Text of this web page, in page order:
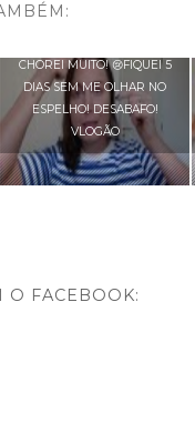
CHOREI MUITO! 😢FIQUEI 5
DIAS SEM ME OLHAR NO
ESPELHO! DESABAFO!
VLOGÃO
O FACEBOOK: